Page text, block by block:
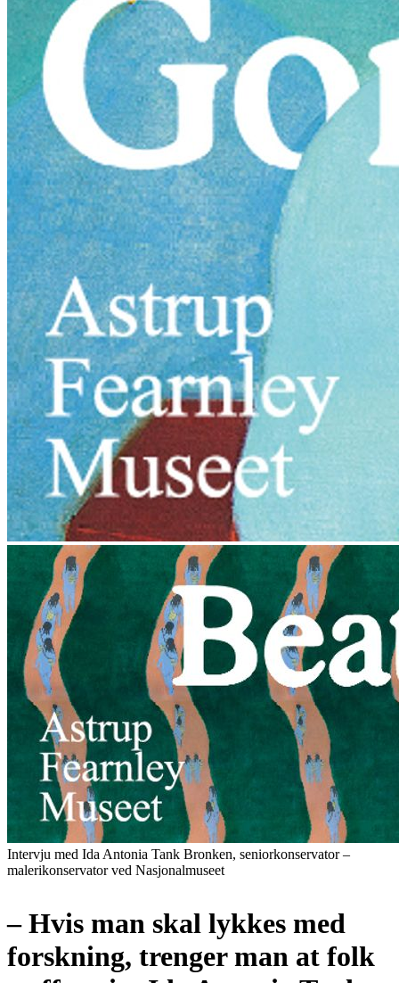
Intervju med Ida Antonia Tank Bronken, seniorkonservator –
malerikonservator ved Nasjonalmuseet
– Hvis man skal lykkes med
forskning, trenger man at folk